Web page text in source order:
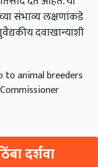
संभाव्य लक्षणांकडे
दवाखान्याशी
to animal breeders
दर्शवा